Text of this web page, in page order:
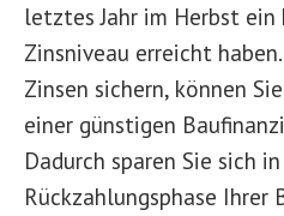
letztes Jahr im Herbst
Zinsniveau erreicht
Zinsen sichern, können
einer günstigen
Dadurch sparen Sie sich
Rückzahlungsphase Ihrer